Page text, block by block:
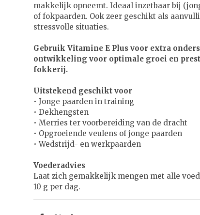
makkelijk opneemt. Ideaal inzetbaar bij
of fokpaarden. Ook zeer geschikt als
stressvolle situaties.
Gebruik Vitamine E Plus voor extra
ontwikkeling voor optimale groei en
fokkerij.
Uitstekend geschikt voor
• Jonge paarden in training
• Dekhengsten
• Merries ter voorbereiding van de dracht
• Opgroeiende veulens of jonge paarden
• Wedstrijd- en werkpaarden
Voederadvies
Laat zich gemakkelijk mengen met alle
10 g per dag.